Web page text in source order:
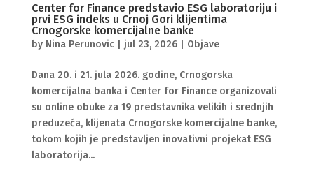
Center for Finance predstavio ESG laboratoriju i
prvi ESG indeks u Crnoj Gori klijentima
Crnogorske komercijalne banke
by Nina Perunovic| jul 23, 2026| Objave
Dana 20. i 21. jula 2026. godine, Crnogorska
komercijalna banka i Center for Finance organizovali
su online obuke za 19 predstavnika velikih i srednjih
preduzeća, klijenata Crnogorske komercijalne banke,
tokom kojih je predstavljen inovativni projekat ESG
laboratorija...